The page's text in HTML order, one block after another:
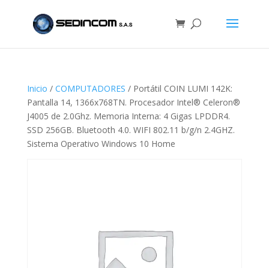
Inicio / COMPUTADORES / Portátil COIN LUMI 142K:
Pantalla 14, 1366x768TN. Procesador Intel® Celeron®
J4005 de 2.0Ghz. Memoria Interna: 4 Gigas LPDDR4.
SSD 256GB. Bluetooth 4.0. WIFI 802.11 b/g/n 2.4GHZ.
Sistema Operativo Windows 10 Home